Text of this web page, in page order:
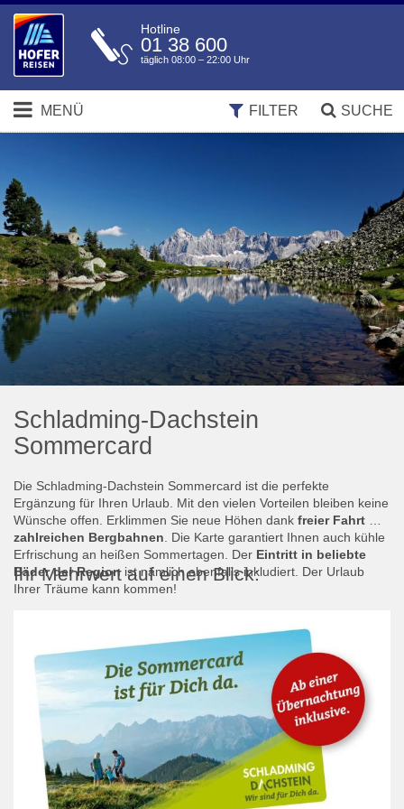
Hotline
01 38 600
täglich 08:00 – 22:00 Uhr
MENÜ SUCHE
FILTER
Schladming-Dachstein
Sommercard
Die Schladming-Dachstein Sommercard ist die perfekte
Ergänzung für Ihren Urlaub. Mit den vielen Vorteilen bleiben keine
Wünsche offen. Erklimmen Sie neue Höhen dank freier Fahrt mit
zahlreichen Bergbahnen . Die Karte garantiert Ihnen auch kühle
Erfrischung an heißen Sommertagen. Der Eintritt in beliebte
Bäder der Regionist nämlich ebenfalls inkludiert. Der Urlaub
Ihrer Träume kann kommen!
Ihr Mehrwert auf einen Blick: